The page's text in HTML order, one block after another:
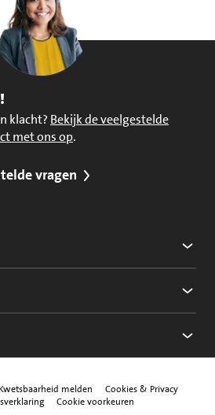
klacht? Bekijk de veelgestelde
met ons op.
vragen
Kwetsbaarheid melden
Cookies & Privacy
Cookie voorkeuren